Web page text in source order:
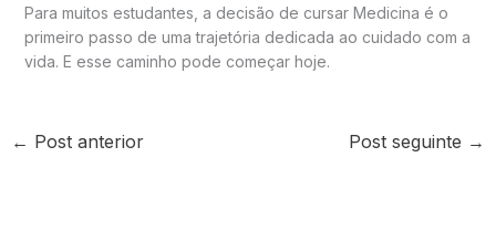
Para muitos estudantes, a decisão de cursar Medicina é o
primeiro passo de uma trajetória dedicada ao cuidado com a
vida. E esse caminho pode começar hoje.
← Post anterior Post seguinte →